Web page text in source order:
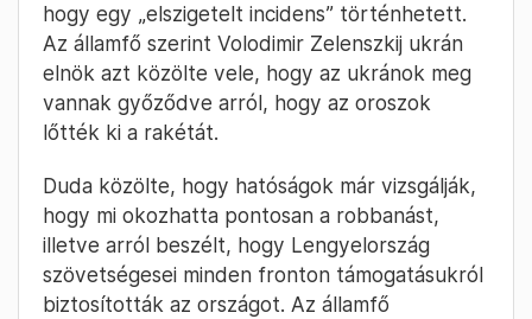
hogy egy „elszigetelt incidens” történhetett.
Az államfő szerint Volodimir Zelenszkij ukrán
elnök azt közölte vele, hogy az ukránok meg
vannak győződve arról, hogy az oroszok
lőtték ki a rakétát.
Duda közölte, hogy hatóságok már vizsgálják,
hogy mi okozhatta pontosan a robbanást,
illetve arról beszélt, hogy Lengyelország
szövetségesei minden fronton támogatásukról
biztosították az országot. Az államfő